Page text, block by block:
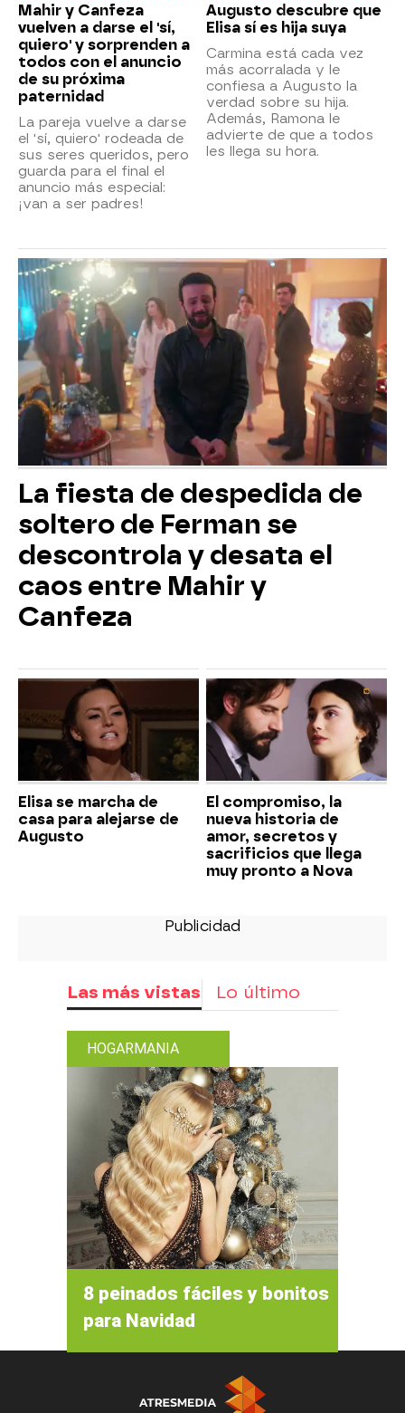
Mahir y Canfeza
vuelven a darse el 'sí,
quiero' y sorprenden a
todos con el anuncio
de su próxima
paternidad
La pareja vuelve a darse
el 'sí, quiero' rodeada de
sus seres queridos, pero
guarda para el final el
anuncio más especial:
¡van a ser padres!
Augusto descubre que
Elisa sí es hija suya
Carmina está cada vez
más acorralada y le
confiesa a Augusto la
verdad sobre su hija.
Además, Ramona le
advierte de que a todos
les llega su hora.
La fiesta de despedida de
soltero de Ferman se
descontrola y desata el
caos entre Mahir y
Canfeza
Elisa se marcha de
casa para alejarse de
Augusto
El compromiso, la
nueva historia de
amor, secretos y
sacrificios que llega
muy pronto a Nova
Las más vistas Lo último
HOGARMANIA
8 peinados fáciles y bonitos
para Navidad